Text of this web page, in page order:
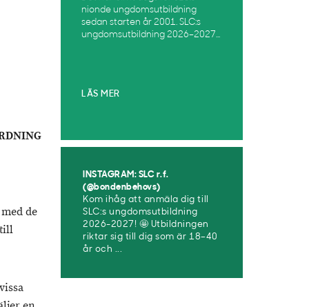
de
nionde ungdomsutbildning
sedan starten år 2001. SLC:s
ungdomsutbildning 2026–2027...
LÄS MER
INSTAGRAM: SLC r.f.
(@bondenbehovs)
Kom ihåg att anmäla dig till
SLC:s ungdomsutbildning
2026-2027! 🤩 Utbildningen
riktar sig till dig som är 18–40
år och ...